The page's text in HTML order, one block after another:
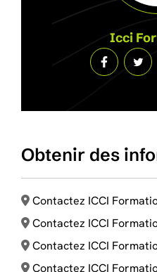
Icci
Obtenir des
Contactez ICCI
Contactez ICCI
Contactez ICCI
Contactez ICCI